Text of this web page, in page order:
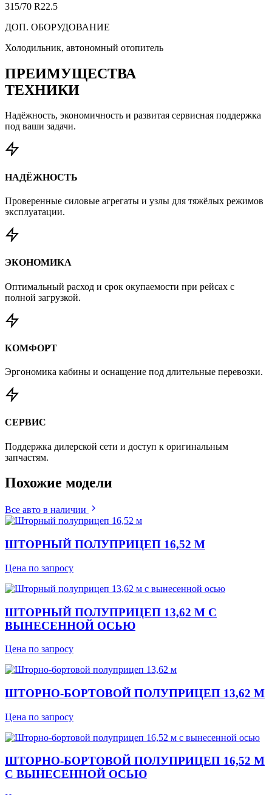
315/70 R22.5
ДОП. ОБОРУДОВАНИЕ
Холодильник, автономный отопитель
ПРЕИМУЩЕСТВА
ТЕХНИКИ
Надёжность, экономичность и развитая сервисная поддержка
под ваши задачи.
НАДЁЖНОСТЬ
Проверенные силовые агрегаты и узлы для тяжёлых режимов
эксплуатации.
ЭКОНОМИКА
Оптимальный расход и срок окупаемости при рейсах с
полной загрузкой.
КОМФОРТ
Эргономика кабины и оснащение под длительные перевозки.
СЕРВИС
Поддержка дилерской сети и доступ к оригинальным
запчастям.
Похожие модели
Все авто в наличии
ШТОРНЫЙ ПОЛУПРИЦЕП 16,52 М
Цена по запросу
ШТОРНЫЙ ПОЛУПРИЦЕП 13,62 М С
ВЫНЕСЕННОЙ ОСЬЮ
Цена по запросу
ШТОРНО-БОРТОВОЙ ПОЛУПРИЦЕП 13,62 М
Цена по запросу
ШТОРНО-БОРТОВОЙ ПОЛУПРИЦЕП 16,52 М
С ВЫНЕСЕННОЙ ОСЬЮ